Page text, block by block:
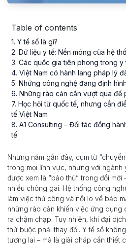
Table of contents
1. Y tế số là gì?
2. Dữ liệu y tế: Nền móng của hệ
3. Các quốc gia tiên phong trong y
4. Việt Nam có hành lang pháp lý
5. Những công nghệ đang định
6. Những rào cản cần vượt qua để
7. Học hỏi từ quốc tế, nhưng cần
tế Việt Nam
8. A1 Consulting – Đối tác đồng
tế
Những năm gần đây, cụm từ
trong mọi lĩnh vực, nhưng với ngành
được xem là “bảo thủ” trong đổi mới
nhiều chông gai. Hệ thống công
làm việc thủ công và nỗi lo về bảo
những rào cản khiến việc ứng dụng
ra chậm chạp. Tuy nhiên, khi đại
thứ buộc phải thay đổi. Y tế số
tương lai – mà là giải pháp cần thiết